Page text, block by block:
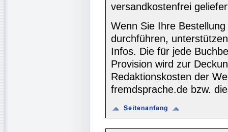
versandkostenfrei
Wenn Sie Ihre
durchführen,
Infos. Die für jede
Provision wird zur
Redaktionskosten der
fremdsprache.de bzw.